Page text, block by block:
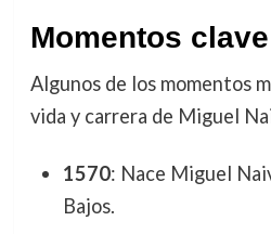
Momentos clave
Algunos de los momentos
vida y carrera de Miguel
1570: Nace Miguel
Bajos.